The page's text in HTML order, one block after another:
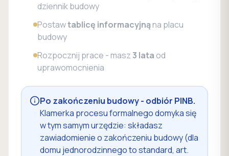
dziennik budowy
Postawtablicę informacyjnąna placu
budowy
Rozpocznij prace - masz3 lata od
uprawomocnienia
Po zakończeniu budowy - odbiór PINB.
Klamerka procesu formalnego domyka się
w tym samym urzędzie: składasz
zawiadomienie o zakończeniu budowy (dla
domu jednorodzinnego to standard, art.